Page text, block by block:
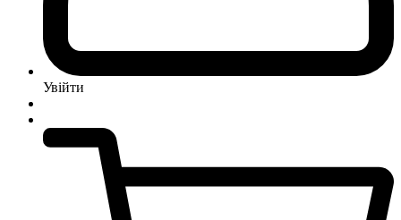
Увійти